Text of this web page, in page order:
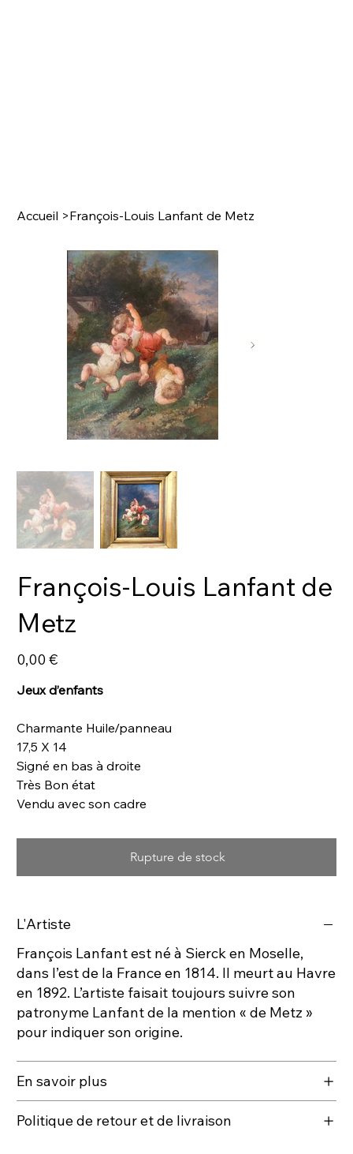
Accueil >François-Louis Lanfant de Metz
François-Louis Lanfant de
Metz
Prix
0,00 €
Jeux d’enfants
Charmante Huile/panneau
17,5 X 14
Signé en bas à droite
Très Bon état
Vendu avec son cadre
Rupture de stock
L'Artiste
François Lanfant est né à Sierck en Moselle,
dans l’est de la France en 1814. Il meurt au Havre
en 1892. L’artiste faisait toujours suivre son
patronyme Lanfant de la mention « de Metz »
pour indiquer son origine.
En savoir plus
Politique de retour et de livraison